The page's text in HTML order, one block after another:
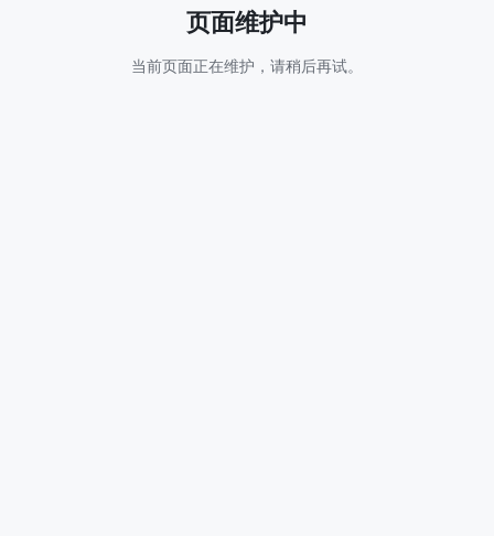
页面维护中
当前页面正在维护，请稍后再试。